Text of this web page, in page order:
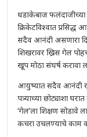
धडाकेबाज
क्रिकेटविश्वात
सदैव आनंदी असणारा
शिखरावर ख्रिस गेल
खूप मोठा संघर्ष करावा
आयुष्यात सदैव आनंदी
पत्र्याच्या छोट्याशा
‘गेल’ला शिक्षण सोडावे
कचरा उचलण्याचे काम